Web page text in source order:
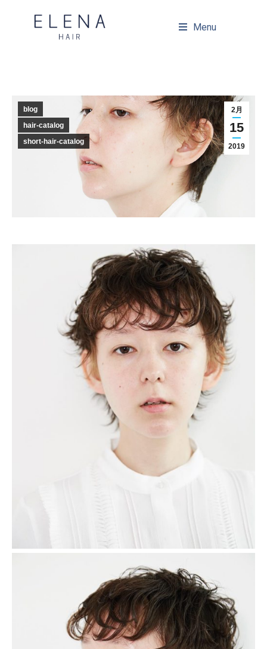
Menu
2月
15
2019
blog
hair-catalog
short-hair-catalog